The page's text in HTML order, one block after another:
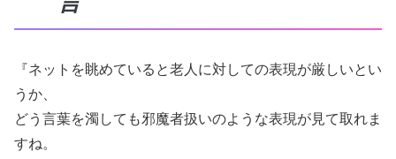
『ネットを眺めていると老人に対しての表現が厳しいとい
うか、
どう言葉を濁しても邪魔者扱いのような表現が見て取れま
すね。